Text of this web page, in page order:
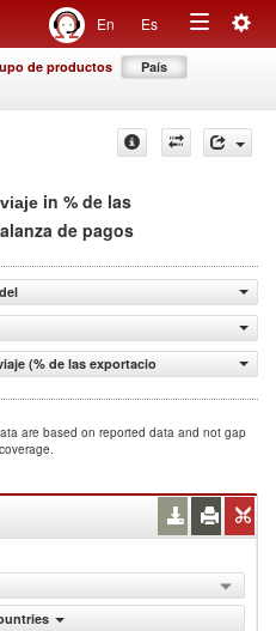
En Es
Toggle
de productos País
in % de las
de pagos
(% de las exportaciones de servicios,
are based on reported data and not gap